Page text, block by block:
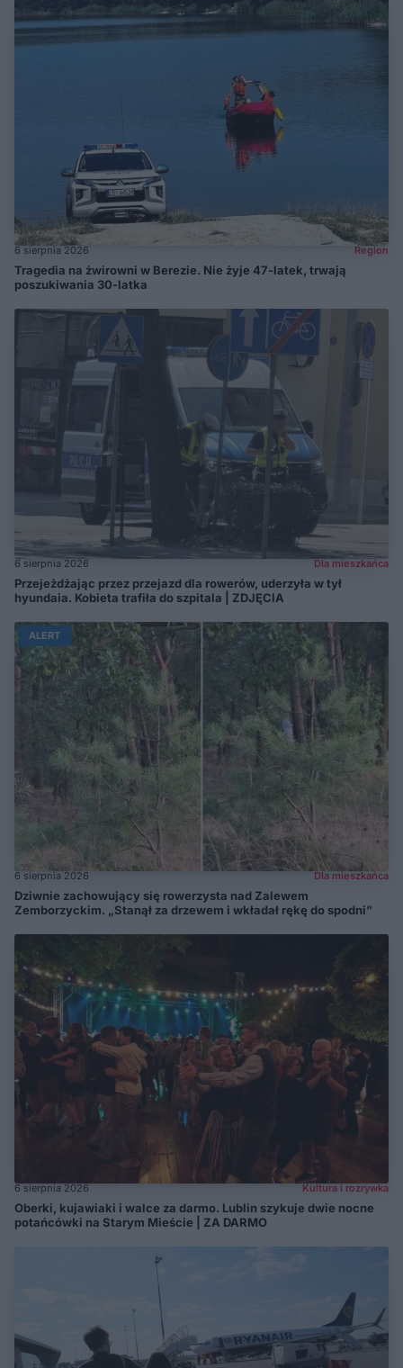
6 sierpnia 2026 Region
Tragedia na żwirowni w Berezie. Nie żyje 47-latek, trwają
poszukiwania 30-latka
6 sierpnia 2026 Dla mieszkańca
Przejeżdżając przez przejazd dla rowerów, uderzyła w tył
hyundaia. Kobieta trafiła do szpitala | ZDJĘCIA
ALERT
6 sierpnia 2026 Dla mieszkańca
Dziwnie zachowujący się rowerzysta nad Zalewem
Zemborzyckim. „Stanął za drzewem i wkładał rękę do spodni”
6 sierpnia 2026 Kultura i rozrywka
Oberki, kujawiaki i walce za darmo. Lublin szykuje dwie nocne
potańcówki na Starym Mieście | ZA DARMO